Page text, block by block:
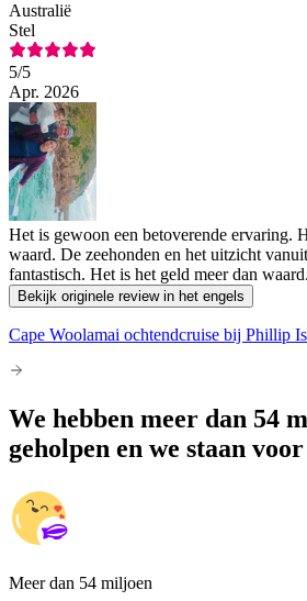
Australië
Stel
5/5
Apr. 2026
Het is gewoon een betoverende ervaring.
waard. De zeehonden en het uitzicht
fantastisch. Het is het geld meer dan waard.
Bekijk originele review in het engels
Cape Woolamai ochtendcruise bij Phillip
We hebben meer dan 54
geholpen en we staan
Meer dan 54 miljoen